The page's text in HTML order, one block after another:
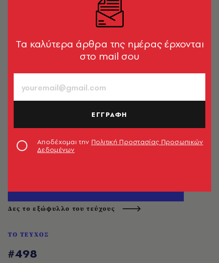
Δες το εξώφυλλο του τεύχους
ΤΟ ΤΕΥΧΟΣ
#498
Tα καλύτερα άρθρα της ημέρας έρχονται
στο mail σου
ΕΓΓΡΑΦΗ
Αποδέχομαι την Πολιτική Προστασίας Προσωπικών
Δεδομένων